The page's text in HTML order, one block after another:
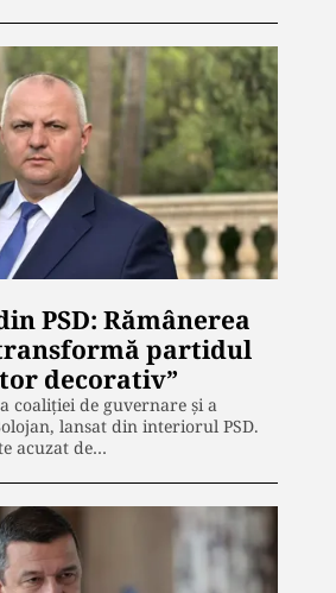
PSD: Rămânerea
partidul
decorativ”
coaliției de guvernare și a
lansat din interiorul PSD.
acuzat de…